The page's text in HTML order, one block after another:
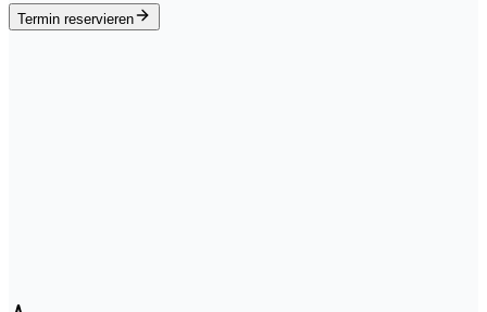
Termin reservieren